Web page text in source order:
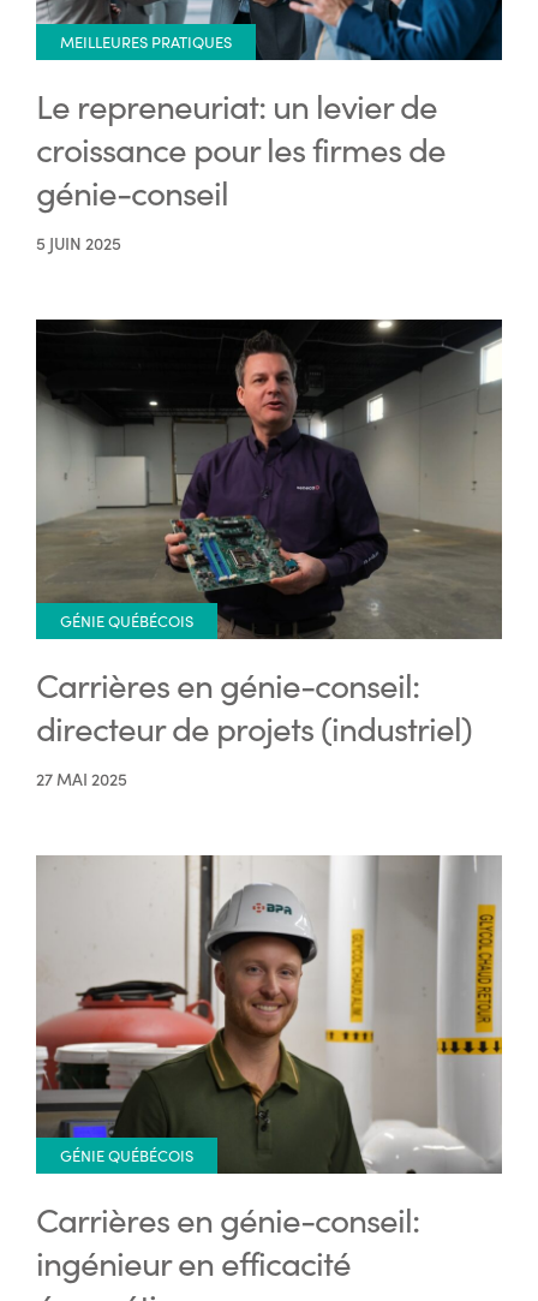
MEILLEURES PRATIQUES
Le repreneuriat: un levier de
croissance pour les firmes de
génie-conseil
5 JUIN 2025
GÉNIE QUÉBÉCOIS
Carrières en génie-conseil:
directeur de projets (industriel)
27 MAI 2025
GÉNIE QUÉBÉCOIS
Carrières en génie-conseil:
ingénieur en efficacité